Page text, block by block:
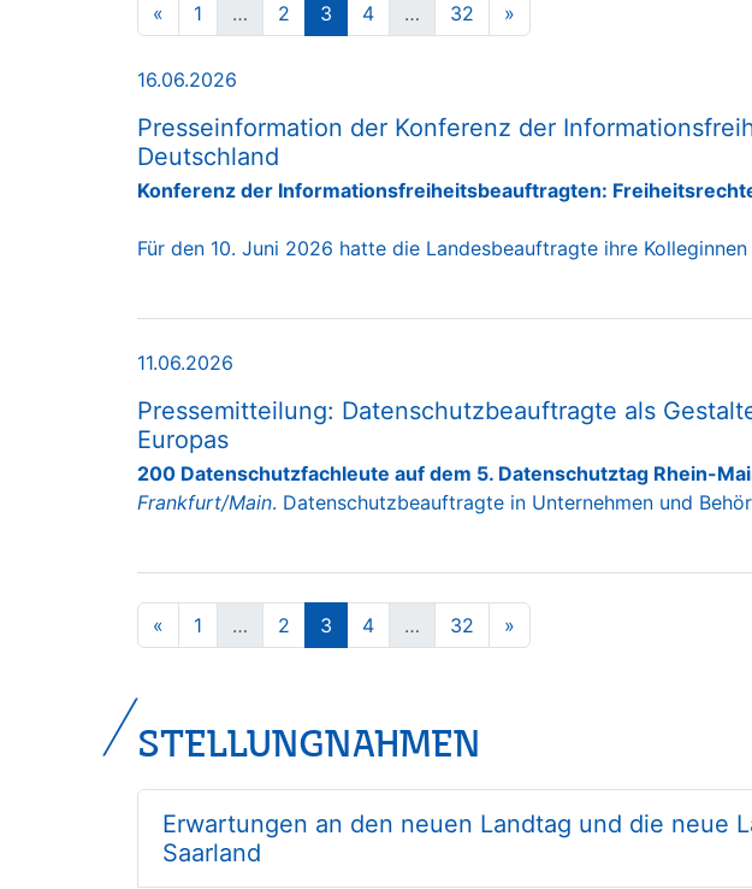
« 1 … 2 3 4 … 32 »
16.06.2026
Presseinformation der Konferenz der
Deutschland
Konferenz der Informationsfreiheitsbeauftragten:
Für den 10. Juni 2026 hatte die Landesbeauftragte ihre
11.06.2026
Pressemitteilung: Datenschutzbeauftragte als
Europas
200 Datenschutzfachleute auf dem 5. Datenschutztag Rhein-
Frankfurt/Main. Datenschutzbeauftragte in Unternehmen und
« 1 … 2 3 4 … 32 »
STELLUNGNAHMEN
Erwartungen an den neuen Landtag und die neue
Saarland